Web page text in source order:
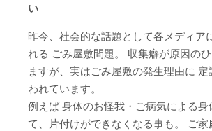
い
昨今、社会的な話題として各メディア
れる ごみ屋敷問題。 収集癖が原因の
ますが、実はごみ屋敷の発生理由に
われています。
例えば 身体のお怪我・ご病気による身
て、片付けができなくなる事も。 ご